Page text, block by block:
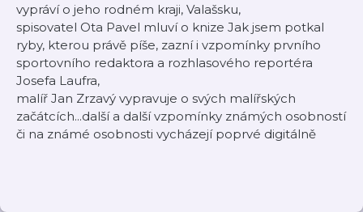
vypráví o jeho rodném kraji, Valašsku,
spisovatel Ota Pavel mluví o knize Jak jsem potkal
ryby, kterou právě píše, zazní i vzpomínky prvního
sportovního redaktora a rozhlasového reportéra
Josefa Laufra,
malíř Jan Zrzavý vypravuje o svých malířských
začátcích...další a další vzpomínky známých osobností
či na známé osobnosti vycházejí poprvé digitálně